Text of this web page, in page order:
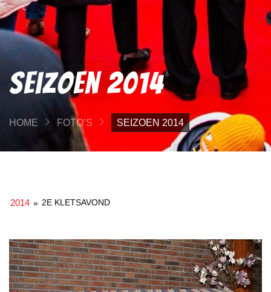
Seizoen 2014
HOME FOTO’S SEIZOEN 2014
2014 » 2E KLETSAVOND